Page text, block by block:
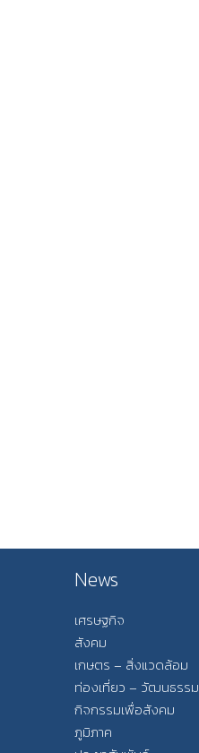
News
เศรษฐกิจ
สังคม
เกษตร – สิ่งแวดล้อม
ท่องเที่ยว – วัฒนธรรม
กิจกรรมเพื่อสังคม
ภูมิภาค